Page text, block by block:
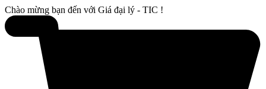
Chào mừng bạn đến với Giá đại lý - TIC !